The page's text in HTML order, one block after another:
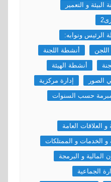
البيئة و التعمير
الرئيس ونوابه:
أنشطة اللجنة
أنشطة الهيئة
الصور
إدارة مركزية
حسب السنوات
العلاقات العامة
و الخدمات و الممتلكات
المالية و البرمجة
الجماعية